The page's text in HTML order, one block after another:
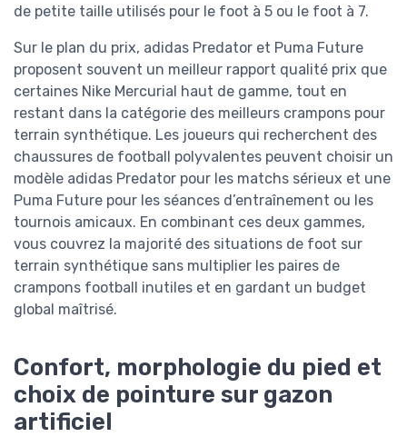
de petite taille utilisés pour le foot à 5 ou le foot à 7.
Sur le plan du prix, adidas Predator et Puma Future
proposent souvent un meilleur rapport qualité prix que
certaines Nike Mercurial haut de gamme, tout en
restant dans la catégorie des meilleurs crampons pour
terrain synthétique. Les joueurs qui recherchent des
chaussures de football polyvalentes peuvent choisir un
modèle adidas Predator pour les matchs sérieux et une
Puma Future pour les séances d’entraînement ou les
tournois amicaux. En combinant ces deux gammes,
vous couvrez la majorité des situations de foot sur
terrain synthétique sans multiplier les paires de
crampons football inutiles et en gardant un budget
global maîtrisé.
Confort, morphologie du pied et
choix de pointure sur gazon
artificiel